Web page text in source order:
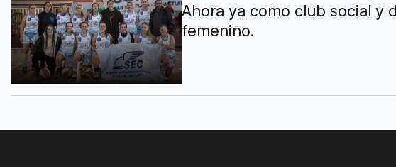
Ahora ya como club social y
femenino.